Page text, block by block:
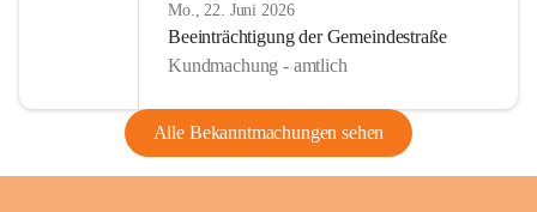
Mo., 22. Juni 2026
Beeinträchtigung der Gemeindestraße
Kundmachung - amtlich
Alle Bekanntmachungen sehen